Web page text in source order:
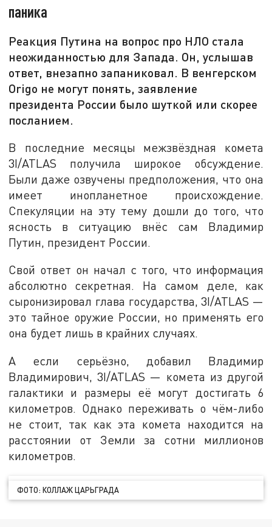
паника
Реакция Путина на вопрос про НЛО стала
неожиданностью для Запада. Он, услышав
ответ, внезапно запаниковал. В венгерском
Origo не могут понять, заявление
президента России было шуткой или скорее
посланием.
В последние месяцы межзвёздная комета
3I/ATLAS получила широкое обсуждение.
Были даже озвучены предположения, что она
имеет инопланетное происхождение.
Спекуляции на эту тему дошли до того, что
ясность в ситуацию внёс сам Владимир
Путин, президент России.
Свой ответ он начал с того, что информация
абсолютно секретная. На самом деле, как
сыронизировал глава государства, 3I/ATLAS —
это тайное оружие России, но применять его
она будет лишь в крайних случаях.
А если серьёзно, добавил Владимир
Владимирович, 3I/ATLAS — комета из другой
галактики и размеры её могут достигать 6
километров. Однако переживать о чём-либо
не стоит, так как эта комета находится на
расстоянии от Земли за сотни миллионов
километров.
ФОТО: КОЛЛАЖ ЦАРЬГРАДА